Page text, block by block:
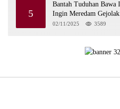
5
Bantah Tuduhan Bawa
Ingin Meredam
02/11/2025 3589